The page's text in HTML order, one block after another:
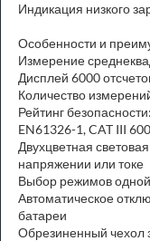
Индикация низкого
Особенности и
Измерение
Дисплей 6000
Количество
Рейтинг
EN61326-1, CAT III
Двухцветная
напряжении или токе
Выбор режимов
Автоматическое
батареи
Обрезиненный чехол